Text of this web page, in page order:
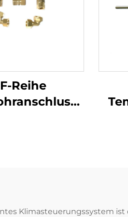
Reihe
Klimasteuerungssystem